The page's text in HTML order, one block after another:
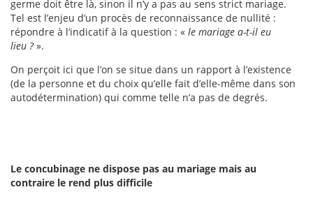
germe doit être là, sinon il n’y a pas au sens strict mariage.
Tel est l’enjeu d’un procès de reconnaissance de nullité :
répondre à l’indicatif à la question : « le mariage a-t-il eu
lieu ?».
On perçoit ici que l’on se situe dans un rapport à l’existence
(de la personne et du choix qu’elle fait d’elle-même dans son
autodétermination) qui comme telle n’a pas de degrés.
Le concubinage ne dispose pas au mariage mais au
contraire le rend plus difficile